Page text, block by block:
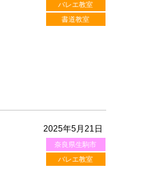
バレエ教室
書道教室
2025年5月21日
奈良県生駒市
バレエ教室